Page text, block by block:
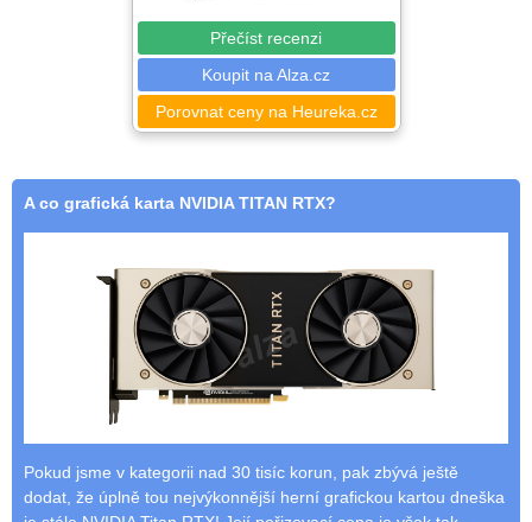
Přečíst recenzi
Koupit na Alza.cz
Porovnat ceny na Heureka.cz
A co grafická karta NVIDIA TITAN RTX?
Pokud jsme v kategorii nad 30 tisíc korun, pak zbývá ještě
dodat, že úplně tou nejvýkonnější herní grafickou kartou dneška